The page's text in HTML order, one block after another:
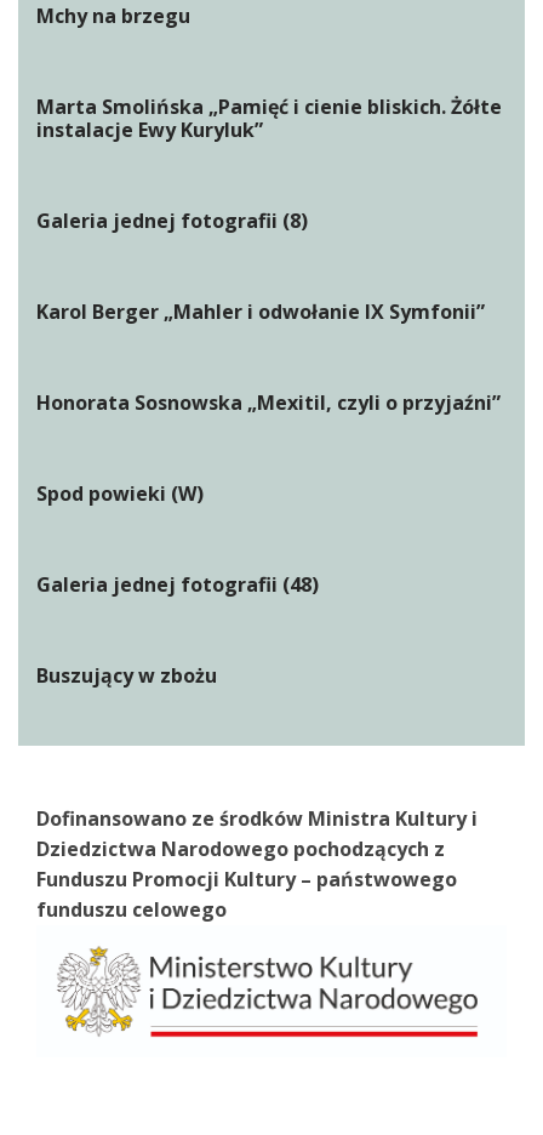
Mchy na brzegu
Marta Smolińska „Pamięć i cienie bliskich. Żółte
instalacje Ewy Kuryluk”
Galeria jednej fotografii (8)
Karol Berger „Mahler i odwołanie IX Symfonii”
Honorata Sosnowska „Mexitil, czyli o przyjaźni”
Spod powieki (W)
Galeria jednej fotografii (48)
Buszujący w zbożu
Dofinansowano ze środków Ministra Kultury i
Dziedzictwa Narodowego pochodzących z
Funduszu Promocji Kultury – państwowego
funduszu celowego